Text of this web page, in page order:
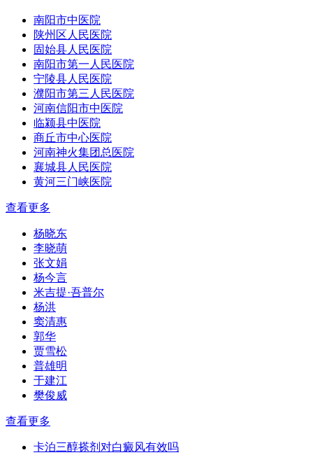
南阳市中医院
陕州区人民医院
固始县人民医院
南阳市第一人民医院
宁陵县人民医院
濮阳市第三人民医院
河南信阳市中医院
临颍县中医院
商丘市中心医院
河南神火集团总医院
襄城县人民医院
黄河三门峡医院
查看更多
杨晓东
李晓萌
张文娟
杨今言
米吉提·吾普尔
杨洪
窦清惠
郭华
贾雪松
普雄明
于建江
樊俊威
查看更多
卡泊三醇搽剂对白癜风有效吗